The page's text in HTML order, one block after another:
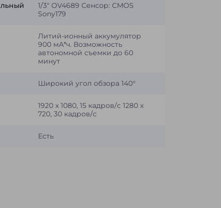
1/3" OV4689 Сенсор: CMOS
Sony179
Литий-ионный аккумулятор
900 мА*ч. Возможность
автономной съемки до 60
минут
Широкий угол обзора 140°
1920 x 1080, 15 кадров/с 1280 x
720, 30 кадров/с
Есть